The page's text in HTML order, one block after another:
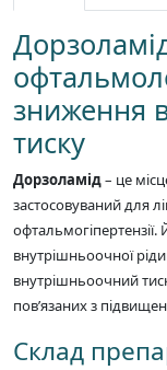
зниження
тиску
Дорзоламід– це
застосовуваний для
внутрішньоочної
внутрішньоочний
пов’язаних з
Склад